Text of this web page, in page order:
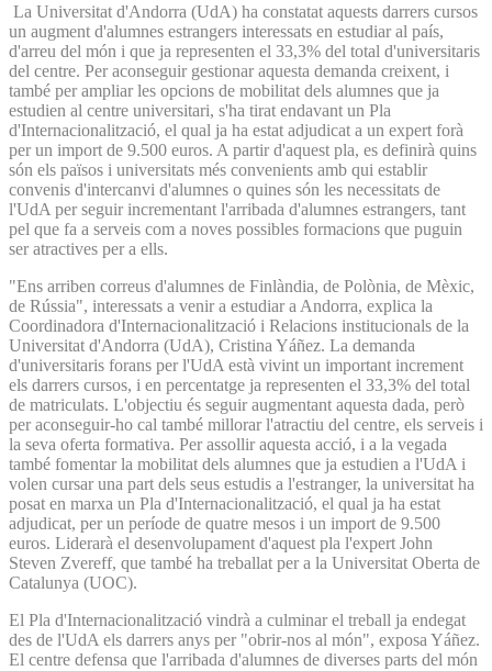
La Universitat d'Andorra (UdA) ha constatat aquests darrers cursos
un augment d'alumnes estrangers interessats en estudiar al país,
d'arreu del món i que ja representen el 33,3% del total d'universitaris
del centre. Per aconseguir gestionar aquesta demanda creixent, i
també per ampliar les opcions de mobilitat dels alumnes que ja
estudien al centre universitari, s'ha tirat endavant un Pla
d'Internacionalització, el qual ja ha estat adjudicat a un expert forà
per un import de 9.500 euros. A partir d'aquest pla, es definirà quins
són els països i universitats més convenients amb qui establir
convenis d'intercanvi d'alumnes o quines són les necessitats de
l'UdA per seguir incrementant l'arribada d'alumnes estrangers, tant
pel que fa a serveis com a noves possibles formacions que puguin
ser atractives per a ells.
"Ens arriben correus d'alumnes de Finlàndia, de Polònia, de Mèxic,
de Rússia", interessats a venir a estudiar a Andorra, explica la
Coordinadora d'Internacionalització i Relacions institucionals de la
Universitat d'Andorra (UdA), Cristina Yáñez. La demanda
d'universitaris forans per l'UdA està vivint un important increment
els darrers cursos, i en percentatge ja representen el 33,3% del total
de matriculats. L'objectiu és seguir augmentant aquesta dada, però
per aconseguir-ho cal també millorar l'atractiu del centre, els serveis i
la seva oferta formativa. Per assollir aquesta acció, i a la vegada
també fomentar la mobilitat dels alumnes que ja estudien a l'UdA i
volen cursar una part dels seus estudis a l'estranger, la universitat ha
posat en marxa un Pla d'Internacionalització, el qual ja ha estat
adjudicat, per un període de quatre mesos i un import de 9.500
euros. Liderarà el desenvolupament d'aquest pla l'expert John
Steven Zvereff, que també ha treballat per a la Universitat Oberta de
Catalunya (UOC).
El Pla d'Internacionalització vindrà a culminar el treball ja endegat
des de l'UdA els darrers anys per "obrir-nos al món", exposa Yáñez.
El centre defensa que l'arribada d'alumnes de diverses parts del món